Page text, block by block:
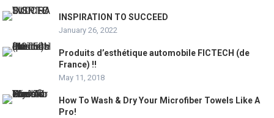
INSPIRATION TO SUCCEED
January 26, 2022
Produits d’esthétique automobile FICTECH (de
France) !!
May 11, 2018
How To Wash & Dry Your Microfiber Towels Like A
Pro!